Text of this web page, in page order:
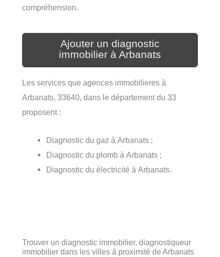
compréhension.
Ajouter un diagnostic
immobilier à Arbanats
Les services que agences immobilieres à
Arbanats, 33640, dans le département du 33
proposent :
Diagnostic du gaz à Arbanats ;
Diagnostic du plomb à Arbanats ;
Diagnostic du électricité à Arbanats.
Trouver un diagnostic immobilier, diagnostiqueur
immobilier dans les villes à proximité de Arbanats